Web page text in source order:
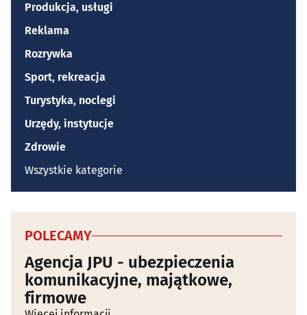
Produkcja, usługi
Reklama
Rozrywka
Sport, rekreacja
Turystyka, noclegi
Urzędy, instytucje
Zdrowie
Wszystkie kategorie
POLECAMY
Agencja JPU - ubezpieczenia
komunikacyjne, majątkowe,
firmowe